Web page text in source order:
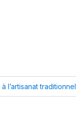
l’artisanat traditionnel